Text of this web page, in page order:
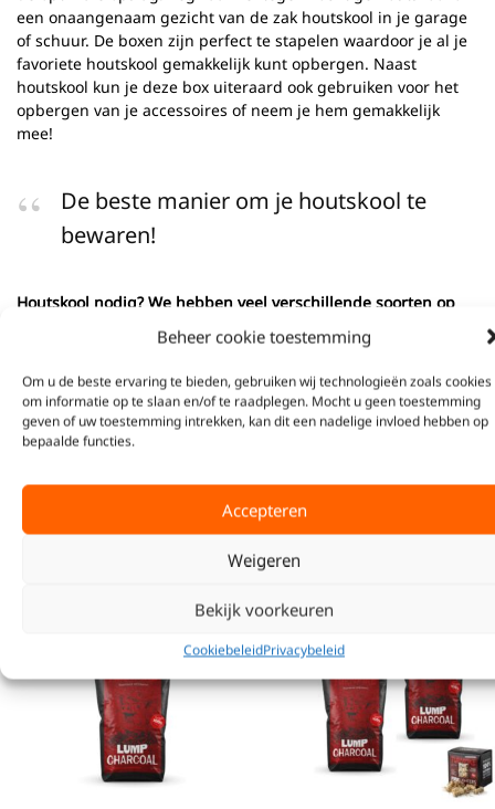
Beheer cookie toestemming
Om u de beste ervaring te bieden, gebruiken wij technologieën zoals cookies
om informatie op te slaan en/of te raadplegen. Mocht u geen toestemming
geven of uw toestemming intrekken, kan dit een nadelige invloed hebben op
bepaalde functies.
Accepteren
Weigeren
Bekijk voorkeuren
CookiebeleidPrivacybeleid
een onaangenaam gezicht van de zak houtskool in je garage
of schuur. De boxen zijn perfect te stapelen waardoor je al je
favoriete houtskool gemakkelijk kunt opbergen. Naast
houtskool kun je deze box uiteraard ook gebruiken voor het
opbergen van je accessoires of neem je hem gemakkelijk
mee!
De beste manier om je houtskool te
bewaren!
Houtskool nodig? We hebben veel verschillende soorten op
voorraad! Af te halen in Joure of verzenden! Let op per online
bestelling kunt u maximaal 2 zakken bestellen in verband met
afmetingen en gewicht. In dit geval 2 opbergboxen.
SKU:
8785280882462
Tag: Houtskool
Gerelateerde producten
Aanbieding!